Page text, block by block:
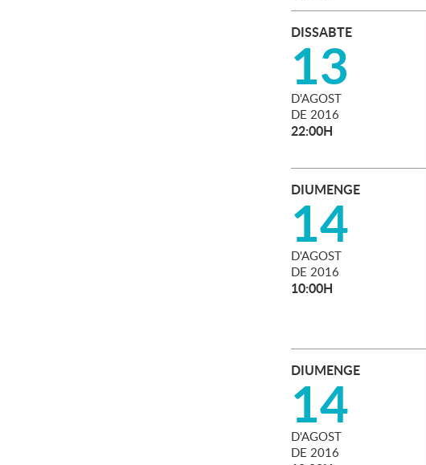
DISSABTE
13
D'AGOST
DE 2016
22:00H
DIUMENGE
14
D'AGOST
DE 2016
10:00H
DIUMENGE
14
D'AGOST
DE 2016